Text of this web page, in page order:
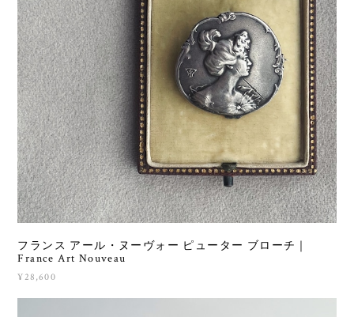
フランス アール・ヌーヴォー ピューター ブローチ｜
France Art Nouveau
¥28,600